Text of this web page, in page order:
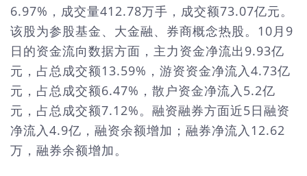
6.97%，成交量412.78万手，成交额73.07亿元。
该股为参股基金、大金融、券商概念热股。10月9
日的资金流向数据方面，主力资金净流出9.93亿
元，占总成交额13.59%，游资资金净流入4.73亿
元，占总成交额6.47%，散户资金净流入5.2亿
元，占总成交额7.12%。融资融券方面近5日融资
净流入4.9亿，融资余额增加；融券净流入12.62
万，融券余额增加。